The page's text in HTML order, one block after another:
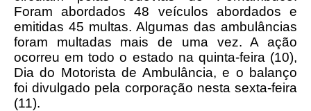
Foram abordados 48 veículos abordados e
emitidas 45 multas. Algumas das ambulâncias
foram multadas mais de uma vez. A ação
ocorreu em todo o estado na quinta-feira (10),
Dia do Motorista de Ambulância, e o balanço
foi divulgado pela corporação nesta sexta-feira
(11).